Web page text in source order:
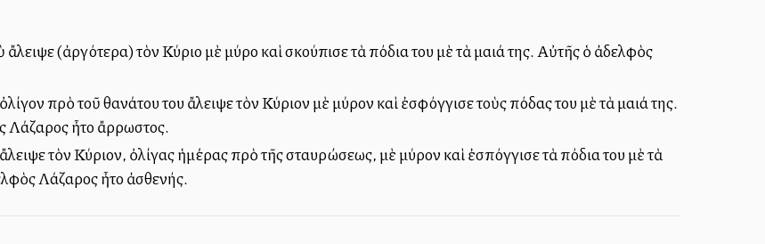
(ἀργότερα) τὸν Κύριο μὲ μύρο καὶ σκούπισε τὰ πόδια του μὲ τὰ μαλλιά της. Αὐτῆς ὁ ἀδελφὸς
πρὸ τοῦ θανάτου του ἄλειψε τὸν Κύριον μὲ μύρον καὶ ἐσφόγγισε τοὺς πόδας του μὲ τὰ μαλλιά της.
Λάζαρος ἦτο ἄρρωστος.
τὸν Κύριον, ὀλίγας ἡμέρας πρὸ τῆς σταυρώσεως, μὲ μύρον καὶ ἐσπόγγισε τὰ πόδια του μὲ τὰ
Λάζαρος ἦτο ἀσθενής.